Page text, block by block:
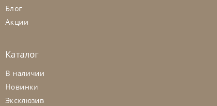
Cattelan Italia
Стол обеденный Napoleon Keramik
Premium
Блог
Акции
Каталог
В наличии
Новинки
Эксклюзив